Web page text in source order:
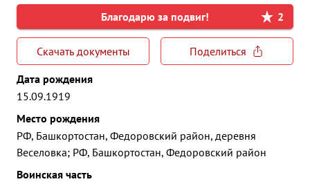
Благодарю за подвиг! 2
Скачать документы
Поделиться
Дата рождения
15.09.1919
Место рождения
РФ, Башкортостан, Федоровский район, деревня
Веселовка; РФ, Башкортостан, Федоровский район
Воинская часть